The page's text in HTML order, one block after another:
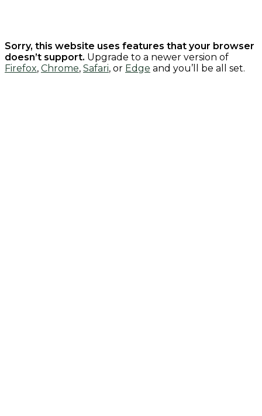
Sorry, this website uses features that your browser
doesn’t support. Upgrade to a newer version of
Firefox, Chrome, Safari, or Edge and you’ll be all set.